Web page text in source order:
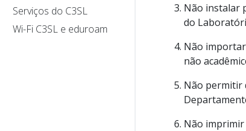
Serviços do C3SL
Wi-Fi C3SL e eduroam
Não instalar
do
Não
não
Não permitir
Não